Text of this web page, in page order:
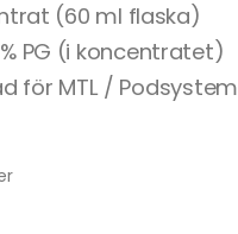
(60 ml flaska)
PG (i koncentratet)
för MTL / Podsystem